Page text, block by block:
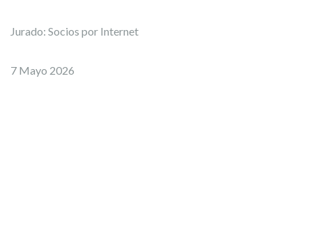
Jurado: Socios por Internet
7 Mayo 2026